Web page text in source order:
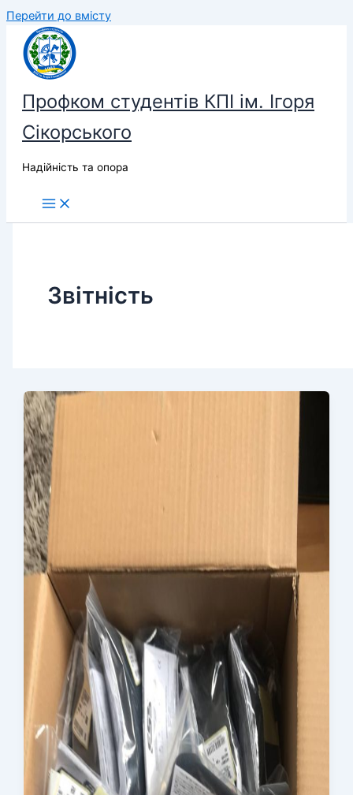
Перейти до вмісту
Профком студентів КПІ ім. Ігоря
Сікорського
Надійність та опора
Звітність